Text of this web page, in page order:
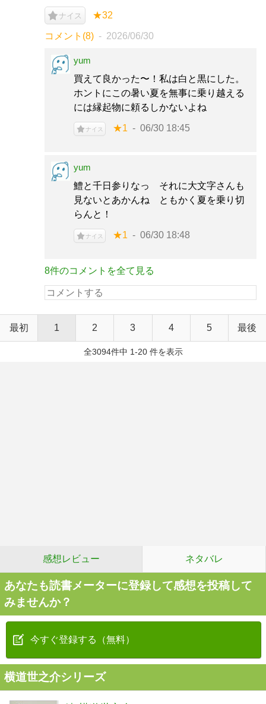
ナイス ★32
コメント(8) 2026/06/30
yum
買えて良かった〜！私は白と黒にした。
ホントにこの暑い夏を無事に乗り越える
には縁起物に頼るしかないよね
ナイス ★1 06/30 18:45
yum
鱧と千日参りなっ それに大文字さんも
見ないとあかんね ともかく夏を乗り切
らんと！
ナイス ★1 06/30 18:48
8件のコメントを全て見る
最初 1 2 3 4 5 最後
全3094件中 1-20 件を表示
感想レビュー ネタバレ
あなたも読書メーターに登録して感想を投稿して
みませんか？
今すぐ登録する（無料）
横道世之介シリーズ